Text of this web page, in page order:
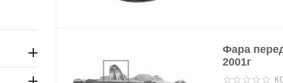
Фара
2001г